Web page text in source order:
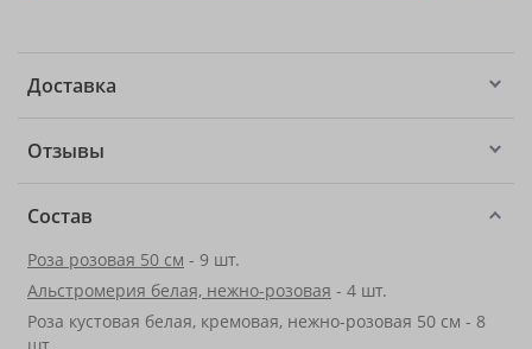
Доставка
Отзывы
Состав
Роза розовая 50 см - 9 шт.
Альстромерия белая, нежно-розовая - 4 шт.
Роза кустовая белая, кремовая, нежно-розовая 50 см - 8